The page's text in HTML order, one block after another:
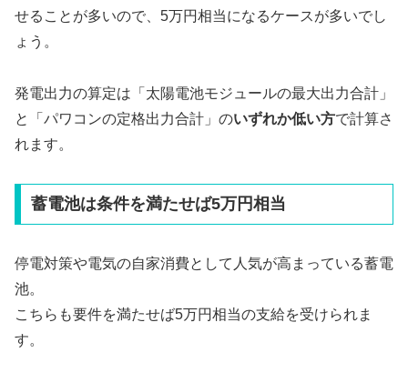
せることが多いので、5万円相当になるケースが多いでし
ょう。
発電出力の算定は「太陽電池モジュールの最大出力合計」
と「パワコンの定格出力合計」のいずれか低い方で計算さ
れます。
蓄電池は条件を満たせば5万円相当
停電対策や電気の自家消費として人気が高まっている蓄電
池。
こちらも要件を満たせば5万円相当の支給を受けられま
す。